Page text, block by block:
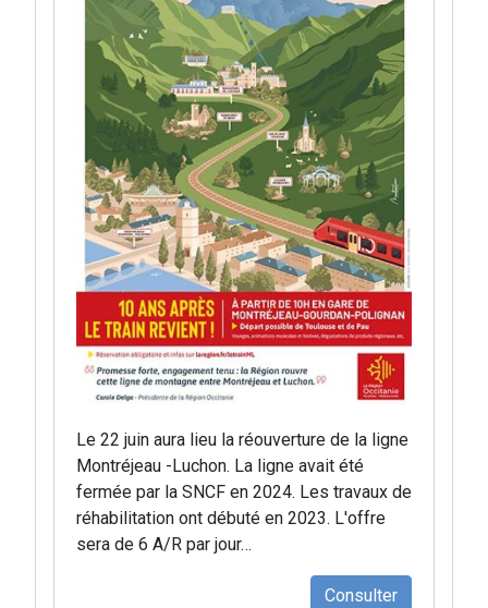
Le 22 juin aura lieu la réouverture de la ligne
Montréjeau -Luchon. La ligne avait été
fermée par la SNCF en 2024. Les travaux de
réhabilitation ont débuté en 2023. L'offre
sera de 6 A/R par jour…
Consulter